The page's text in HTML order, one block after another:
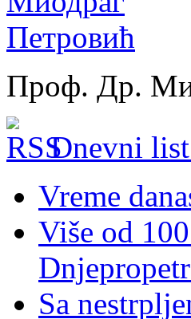
Проф. Др.
Dnevni
Vreme
Više od
Sa